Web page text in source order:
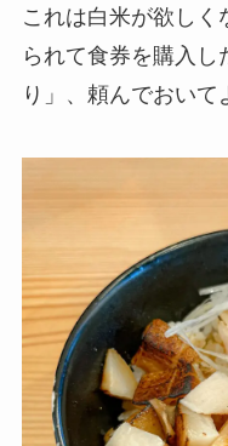
これは白米が欲し
られて食券を購入
り」、頼んでおいて